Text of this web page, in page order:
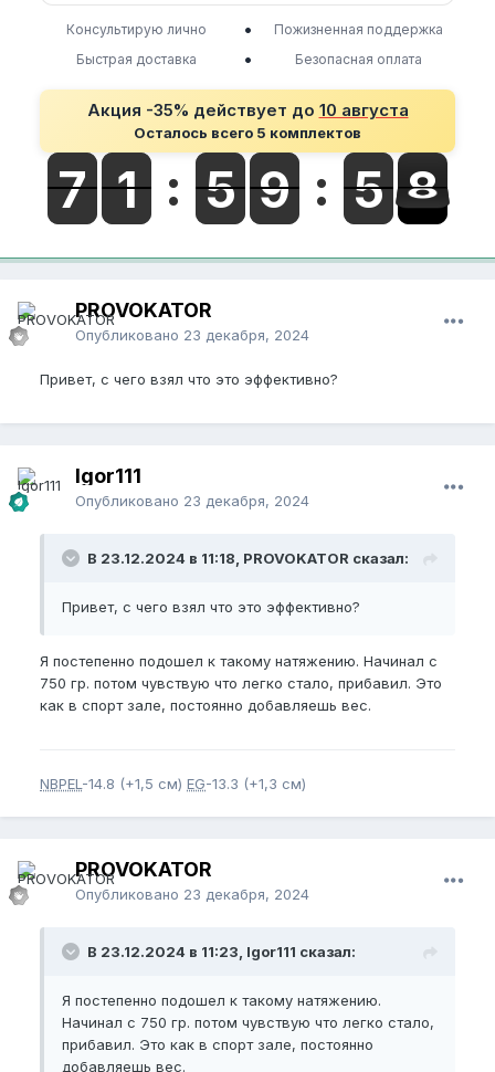
Консультирую лично •
Пожизненная поддержка
Быстрая доставка
• Безопасная оплата
Акция -35% действует до 10 августа
Осталось всего 5 комплектов
PROVOKATOR
Опубликовано 23 декабря, 2024
Привет, с чего взял что это эффективно?
Igor111
Опубликовано 23 декабря, 2024
В 23.12.2024 в 11:18, PROVOKATOR сказал:
Привет, с чего взял что это эффективно?
Я постепенно подошел к такому натяжению. Начинал с
750 гр. потом чувствую что легко стало, прибавил. Это
как в спорт зале, постоянно добавляешь вес.
NBPEL -14.8 (+1,5 см) EG-13.3 (+1,3 см)
PROVOKATOR
Опубликовано 23 декабря, 2024
В 23.12.2024 в 11:23, Igor111 сказал:
Я постепенно подошел к такому натяжению.
Начинал с 750 гр. потом чувствую что легко стало,
прибавил. Это как в спорт зале, постоянно
добавляешь вес.